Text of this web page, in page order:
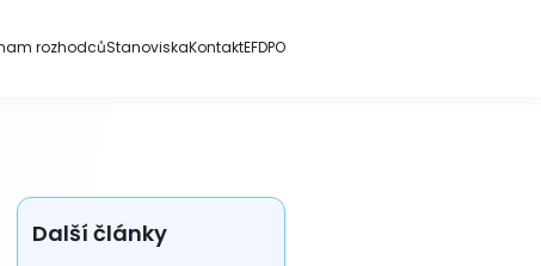
rozhodcůStanoviskaKontaktEFDPO
Další články